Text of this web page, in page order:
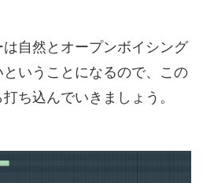
自然とオープンボイシング
いうことになるので、この
ち込んでいきましょう。